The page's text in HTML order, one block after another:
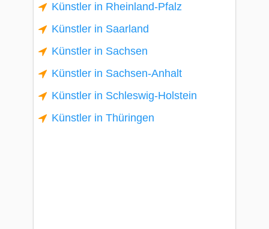
Künstler in Rheinland-Pfalz
Künstler in Saarland
Künstler in Sachsen
Künstler in Sachsen-Anhalt
Künstler in Schleswig-Holstein
Künstler in Thüringen